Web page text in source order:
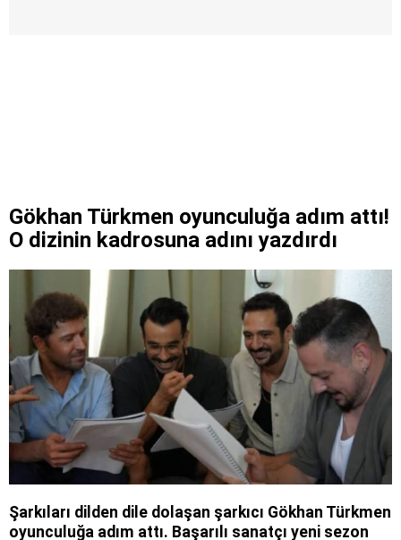
Gökhan Türkmen oyunculuğa adım attı!
O dizinin kadrosuna adını yazdırdı
Şarkıları dilden dile dolaşan şarkıcı Gökhan Türkmen
oyunculuğa adım attı. Başarılı sanatçı yeni sezon